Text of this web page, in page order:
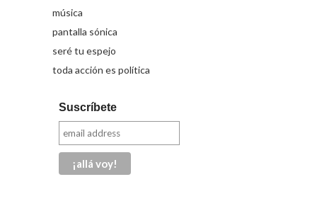
música
pantalla sónica
seré tu espejo
toda acción es política
Suscríbete